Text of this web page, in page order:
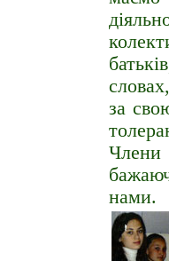
за
нами.